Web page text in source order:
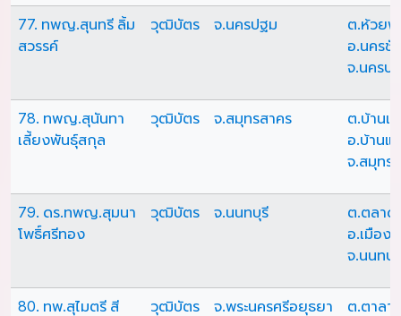
77. ทพญ.สุนทรี ลิ้ม
สวรรค์
วุฒิบัตร จ.นครปฐม
ต.ห้วย
อ.นครชั
จ.นครป
78. ทพญ.สุนันทา
เลี้ยงพันธุ์สกุล
วุฒิบัตร จ.สมุทรสาคร
ต.บ้านแ
อ.บ้านแ
จ.สมุทร
79. ดร.ทพญ.สุมนา
โพธิ์ศรีทอง
วุฒิบัตร จ.นนทบุรี
ต.ตลา
อ.เมือง
จ.นนทบุรี
80. ทพ.สุไมตรี สี
วุฒิบัตร จ.พระนครศรีอยุธยา
ต.ตาลา